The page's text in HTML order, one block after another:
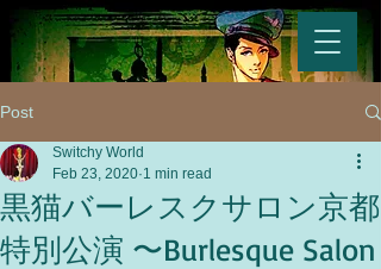
Post
黒猫バーレスクサロン京都
特別公演 〜Burlesque Salon
Switchy World
Feb 23, 2020 1 min read